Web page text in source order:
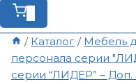
/ Каталог / Мебель
персонала серии
серии “ЛИДЕР” –